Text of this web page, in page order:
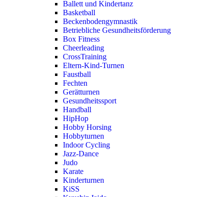
Ballett und Kindertanz
Basketball
Beckenbodengymnastik
Betriebliche Gesundheitsförderung
Box Fitness
Cheerleading
CrossTraining
Eltern-Kind-Turnen
Faustball
Fechten
Gerätturnen
Gesundheitssport
Handball
HipHop
Hobby Horsing
Hobbyturnen
Indoor Cycling
Jazz-Dance
Judo
Karate
Kinderturnen
KiSS